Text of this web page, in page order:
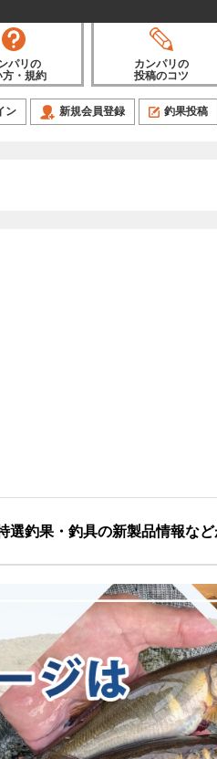
パリの
方・規約
カンパリの
投稿のコツ
ン 新規会員登録 釣果投稿
釣果・釣具の新製品情報など